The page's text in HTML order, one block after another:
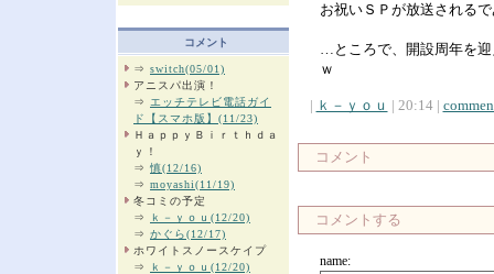
コメント
⇒ switch(05/01)
アニスパ出演！
⇒ エッチテレビ電話ガイ
ド【スマホ版】(11/23)
ＨａｐｐｙＢｉｒｔｈｄａ
ｙ！
⇒ 慎(12/16)
⇒ moyashi(11/19)
冬コミの予定
⇒
ｋ－ｙｏｕ(12/20)
⇒ かぐら(12/17)
ホワイトスノースケイプ
⇒
ｋ－ｙｏｕ(12/20)
お祝いＳＰが放送される
…ところで、開設周年を
ｗ
| ｋ－ｙｏｕ | 20:14 |
コメント
コメントする
name: